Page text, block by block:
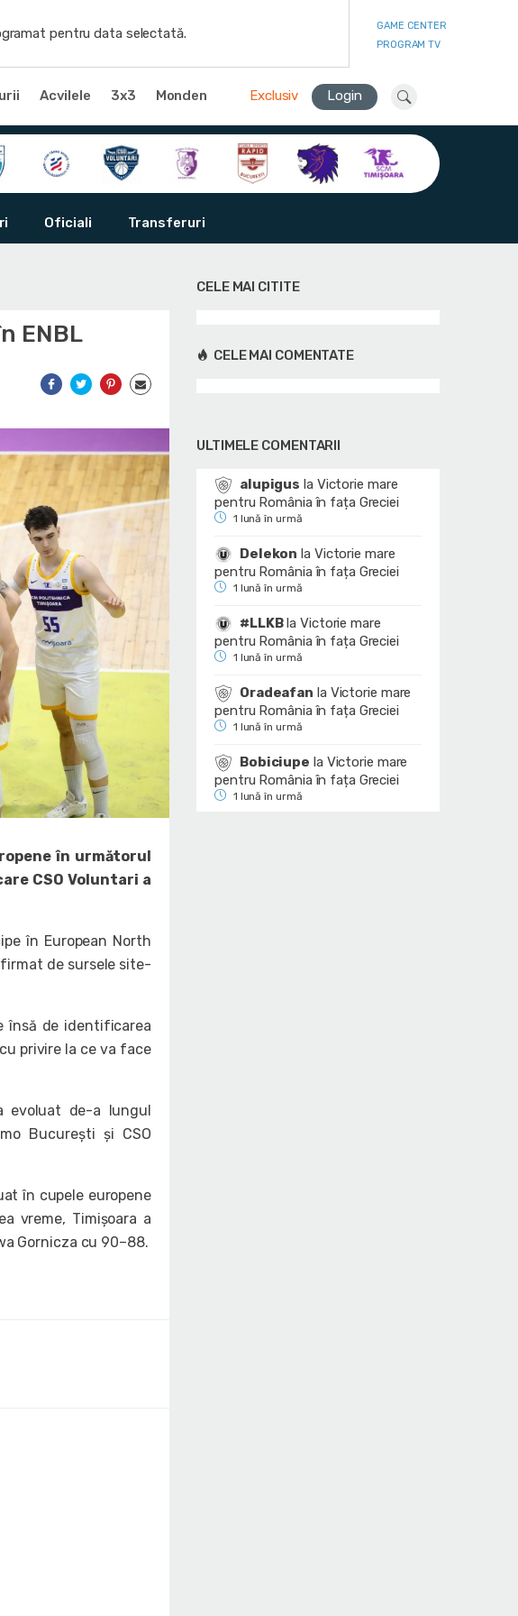
pentru data selectată.
GAME CENTER
PROGRAM TV
Acvilele 3x3 Monden Exclusiv Login
Oficiali Transferuri
ENBL
în următorul
CSO Voluntari a
în European North
de sursele site-
însă de identificarea
privire la ce va face
evoluat de-a lungul
București și CSO
în cupele europene
vreme, Timișoara a
Gornicza cu 90–88.
CELE MAI CITITE
CELE MAI COMENTATE
ULTIMELE COMENTARII
alupigus la Victorie mare
pentru România în fața Greciei
1 lună în urmă
Delekon la Victorie mare
pentru România în fața Greciei
1 lună în urmă
#LLKBlaVictorie mare
pentru România în fața Greciei
1 lună în urmă
Oradeafan la Victorie mare
pentru România în fața Greciei
1 lună în urmă
Bobiciupe la Victorie mare
pentru România în fața Greciei
1 lună în urmă